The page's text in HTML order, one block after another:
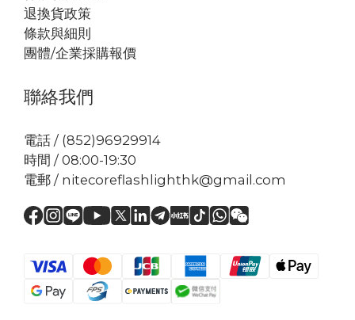
退換貨政策
條款與細則
團體/企業採購報價
聯絡我們
電話 / (852)96929914
時間 / 08:00-19:30
電郵 / nitecoreflashlighthk@gmail.com